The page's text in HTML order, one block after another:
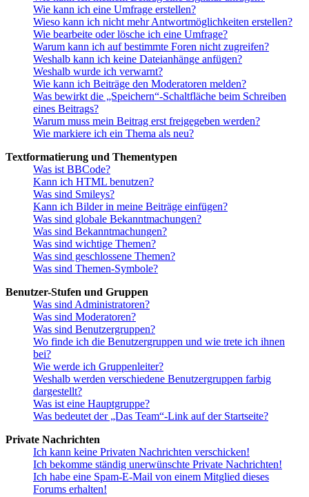
Wie kann ich eine Umfrage erstellen?
Wieso kann ich nicht mehr Antwortmöglichkeiten erstellen?
Wie bearbeite oder lösche ich eine Umfrage?
Warum kann ich auf bestimmte Foren nicht zugreifen?
Weshalb kann ich keine Dateianhänge anfügen?
Weshalb wurde ich verwarnt?
Wie kann ich Beiträge den Moderatoren melden?
Was bewirkt die „Speichern“-Schaltfläche beim Schreiben
eines Beitrags?
Warum muss mein Beitrag erst freigegeben werden?
Wie markiere ich ein Thema als neu?
Textformatierung und Thementypen
Was ist BBCode?
Kann ich HTML benutzen?
Was sind Smileys?
Kann ich Bilder in meine Beiträge einfügen?
Was sind globale Bekanntmachungen?
Was sind Bekanntmachungen?
Was sind wichtige Themen?
Was sind geschlossene Themen?
Was sind Themen-Symbole?
Benutzer-Stufen und Gruppen
Was sind Administratoren?
Was sind Moderatoren?
Was sind Benutzergruppen?
Wo finde ich die Benutzergruppen und wie trete ich ihnen
bei?
Wie werde ich Gruppenleiter?
Weshalb werden verschiedene Benutzergruppen farbig
dargestellt?
Was ist eine Hauptgruppe?
Was bedeutet der „Das Team“-Link auf der Startseite?
Private Nachrichten
Ich kann keine Privaten Nachrichten verschicken!
Ich bekomme ständig unerwünschte Private Nachrichten!
Ich habe eine Spam-E-Mail von einem Mitglied dieses
Forums erhalten!